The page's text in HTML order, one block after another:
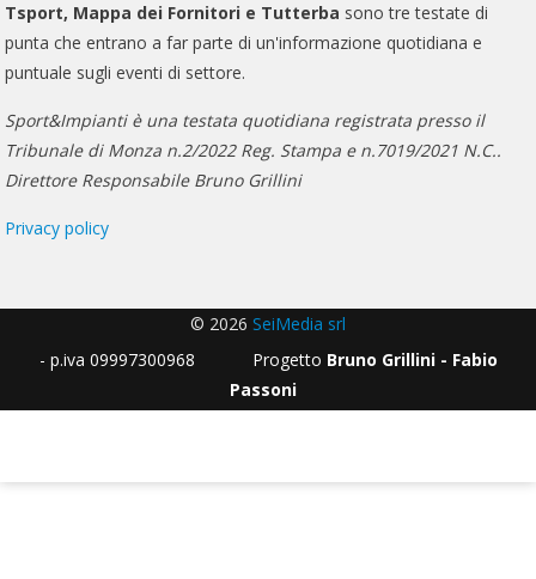
Tsport, Mappa dei Fornitori e Tutterba sono tre testate di
punta che entrano a far parte di un'informazione quotidiana e
puntuale sugli eventi di settore.
Sport&Impianti è una testata quotidiana registrata presso il
Tribunale di Monza n.2/2022 Reg. Stampa e n.7019/2021 N.C..
Direttore Responsabile Bruno Grillini
Privacy policy
© 2026 SeiMedia srl
- p.iva 09997300968 Progetto Bruno Grillini - Fabio
Passoni